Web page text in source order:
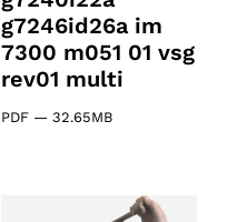
g7246id26a im
7300 m051 01 vsg
rev01 multi
PDF — 32.65MB